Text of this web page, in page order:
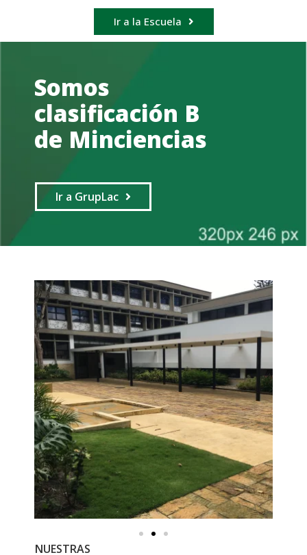
Ir a la Escuela
Somos
clasificación B
de Minciencias
Ir a GrupLac
NUESTRAS